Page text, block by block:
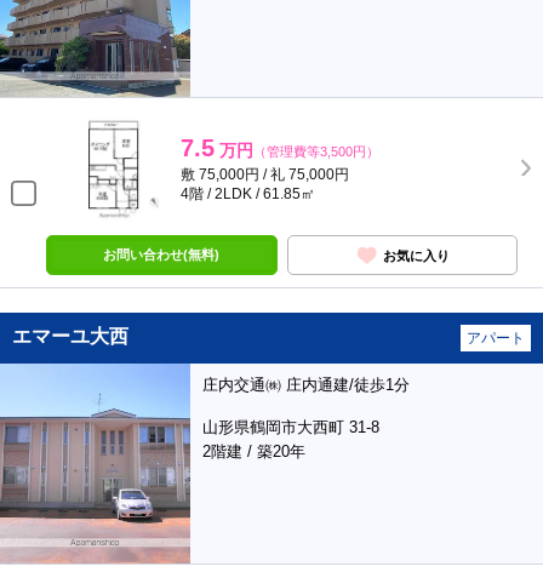
7.5 万円 （管理費等3,500円）
敷 75,000円 / 礼 75,000円
4階 / 2LDK / 61.85㎡
お問い合わせ(無料) お気に入り
エマーユ大西 アパート
庄内交通㈱ 庄内通建/徒歩1分
山形県鶴岡市大西町 31-8
2階建 / 築20年